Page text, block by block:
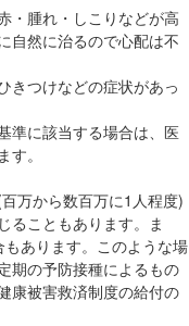
・腫れ・しこりなどが高
自然に治るので心配は不
きつけなどの症状があっ
準に該当する場合は、医
。
万から数百万に1人程度)
ることもあります。ま
あります。このような場
期の予防接種によるもの
康被害救済制度の給付の